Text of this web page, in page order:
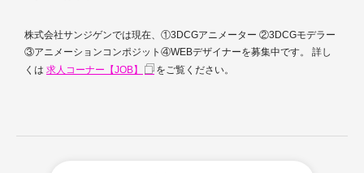
株式会社サンジゲンでは現在、①3DCGアニメーター ②3DCGモデラー
③アニメーションコンポジット④WEBデザイナーを募集中です。 詳し
くは 求人コーナー【JOB】 をご覧ください。